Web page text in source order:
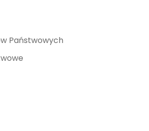
Państwowych